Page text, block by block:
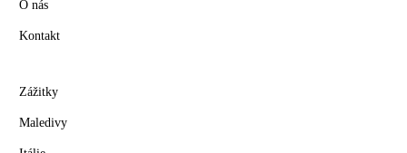
O nás
Kontakt
Zážitky
Maledivy